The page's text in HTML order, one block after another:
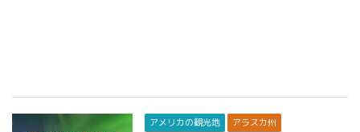
アメリカの観光地 アラスカ州